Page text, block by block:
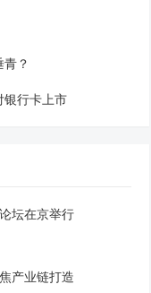
？
银行卡上市
坛在京举行
产业链打造